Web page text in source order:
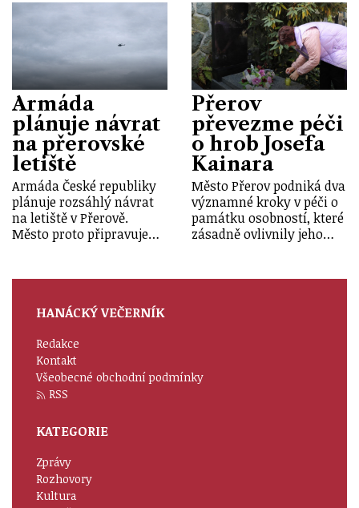
Armáda
plánuje návrat
na přerovské
letiště
Armáda České republiky
plánuje rozsáhlý návrat
na letiště v Přerově.
Město proto připravuje…
Přerov
převezme péči
o hrob Josefa
Kainara
Město Přerov podniká dva
významné kroky v péči o
památku osobností, které
zásadně ovlivnily jeho…
HANÁCKÝ VEČERNÍK
Redakce
Kontakt
Všeobecné obchodní podmínky
RSS
KATEGORIE
Zprávy
Rozhovory
Kultura